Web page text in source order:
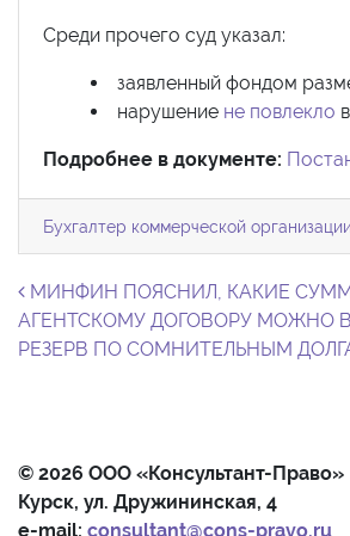
Среди прочего суд указал:
заявленный фондом
нарушение не повлекло
Подробнее в документе:
Бухгалтер коммерческой организации
Навигация по
МИНФИН ПОЯСНИЛ, КАКИЕ
АГЕНТСКОМУ ДОГОВОРУ МОЖНО
РЕЗЕРВ ПО СОМНИТЕЛЬНЫМ
© 2026 ООО «Консультант-Право»
Курск, ул. Дружининская, 4
e-mail: consultant@cons-pravo.ru